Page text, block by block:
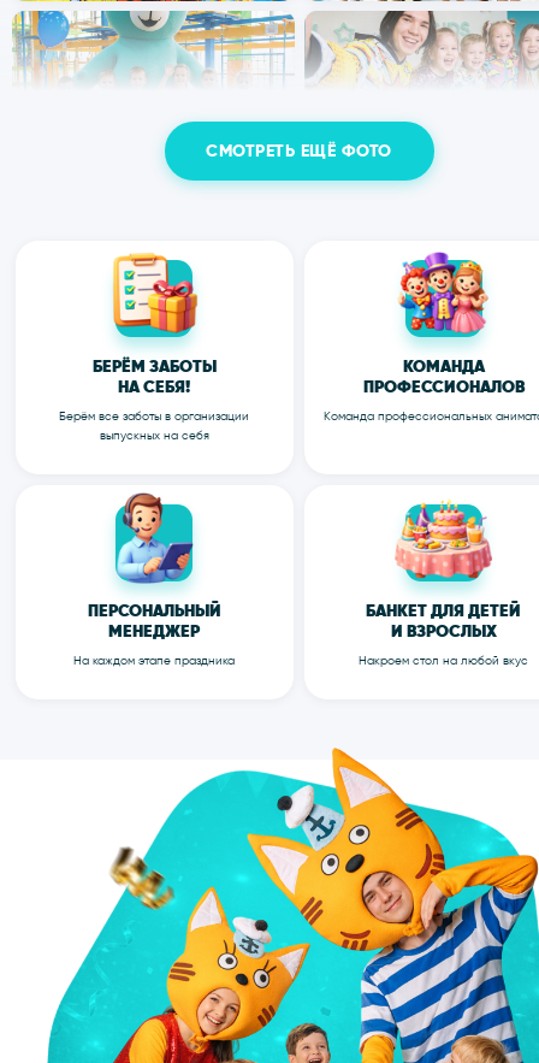
РАЗРАБОТАЕМ
ПРОГРАММУ ДЛЯ
ОСТАВИТЬ ЗАЯВКУ
Я согласен(а) на обработку персональных данных
СМОТРЕТЬ ЕЩЁ ФОТО